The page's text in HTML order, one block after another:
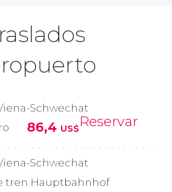
Schwechat
86,4 US$Reservar
Schwechat
tren Hauptbahnhof